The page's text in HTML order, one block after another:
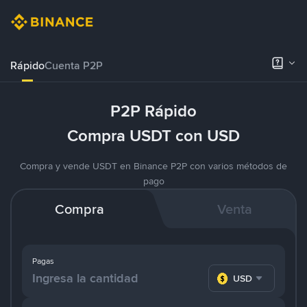
RápidoCuenta P2P
P2P Rápido
Compra USDT con USD
Compra y vende USDT en Binance P2P con varios métodos de
pago
Compra Venta
Pagas
USD